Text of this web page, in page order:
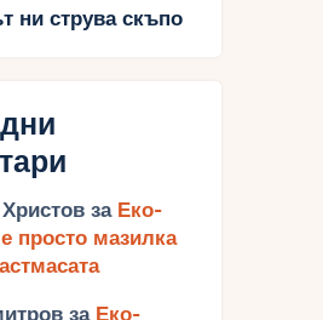
ни струва скъпо
за Еко-
просто мазилка
за Еко-